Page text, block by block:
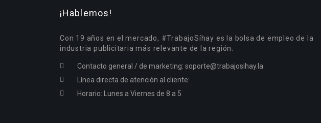
¡Hablemos!
Con 19 años en el mercado, #TrabajoSíhay es la bolsa de empleo de la
industria publicitaria más relevante de la región.
Contacto general / de marketing: soporte@trabajosihay.la
Línea directa de atención al cliente:
Horario: Lunes a Viernes de 8 a 5